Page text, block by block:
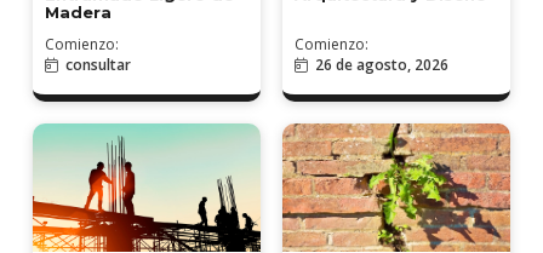
Madera
Comienzo:
consultar
Comienzo:
26 de agosto, 2026